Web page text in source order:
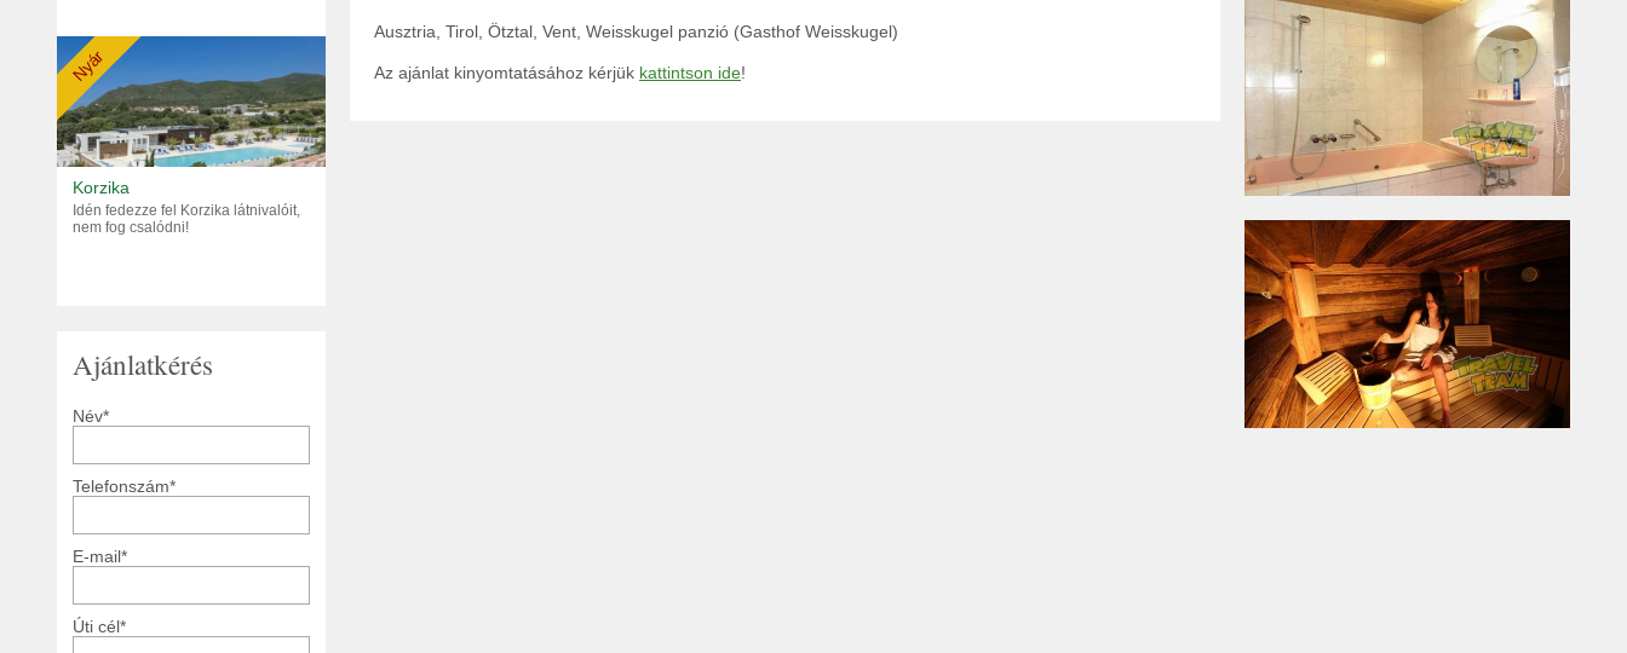
Nyár
Korzika
Idén fedezze fel Korzika látnivalóit,
nem fog csalódni!
Ajánlatkérés
Név*
Telefonszám*
E-mail*
Úti cél*
Ausztria, Tirol, Ötztal, Vent, Weisskugel panzió (Gasthof Weisskugel)
Az ajánlat kinyomtatásához kérjük kattintson ide!